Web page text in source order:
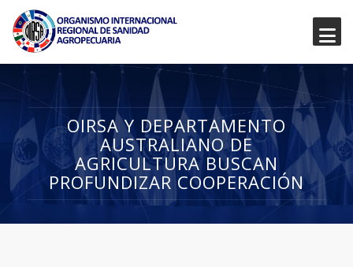
OIRSA Y DEPARTAMENTO
AUSTRALIANO DE
AGRICULTURA BUSCAN
PROFUNDIZAR COOPERACIÓN